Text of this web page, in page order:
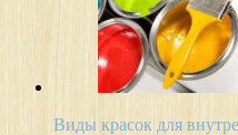
Виды красок для